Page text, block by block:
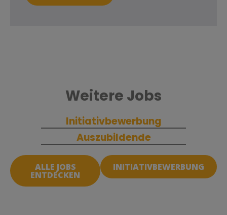
Weitere Jobs
Initiativbewerbung
Auszubildende
ALLE JOBS
ENTDECKEN
INITIATIVBEWERBUNG